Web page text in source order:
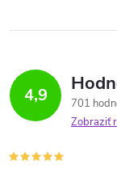
4,9
701
Zobraziť